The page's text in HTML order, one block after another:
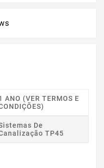
ANO (VER TERMOS E
De
TP45